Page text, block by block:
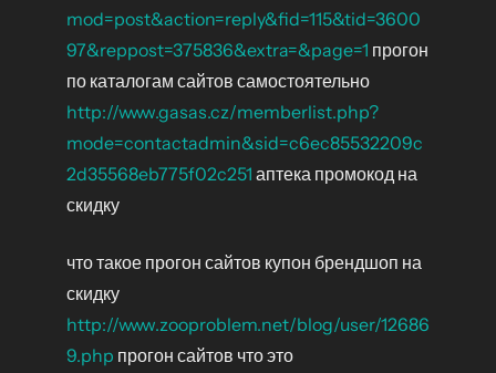
mod=post&action=reply&fid=115&tid=3600
97&reppost=375836&extra=&page=1 прогон
по каталогам сайтов самостоятельно
http://www.gasas.cz/memberlist.php?
mode=contactadmin&sid=c6ec85532209c
2d35568eb775f02c251 аптека промокод на
скидку
что такое прогон сайтов купон брендшоп на
скидку
http://www.zooproblem.net/blog/user/12686
9.php прогон сайтов что это